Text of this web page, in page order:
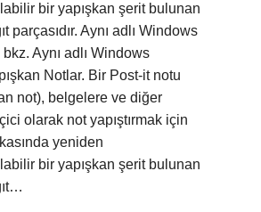
bir yapışkan şerit bulunan
parçasıdır. Aynı adlı Windows
Aynı adlı Windows
Notlar. Bir Post-it notu
not), belgelere ve diğer
olarak not yapıştırmak için
yeniden
bir yapışkan şerit bulunan